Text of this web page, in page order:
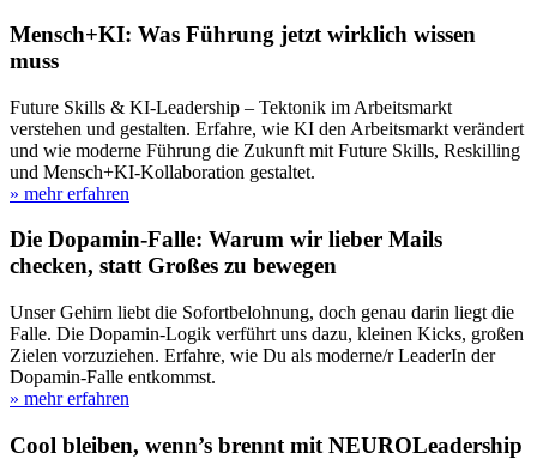
Mensch+KI: Was Führung jetzt wirklich wissen
muss
Future Skills & KI-Leadership – Tektonik im Arbeitsmarkt
verstehen und gestalten. Erfahre, wie KI den Arbeitsmarkt verändert
und wie moderne Führung die Zukunft mit Future Skills, Reskilling
und Mensch+KI-Kollaboration gestaltet.
» mehr erfahren
Die Dopamin-Falle: Warum wir lieber Mails
checken, statt Großes zu bewegen
Unser Gehirn liebt die Sofortbelohnung, doch genau darin liegt die
Falle. Die Dopamin-Logik verführt uns dazu, kleinen Kicks, großen
Zielen vorzuziehen. Erfahre, wie Du als moderne/r LeaderIn der
Dopamin-Falle entkommst.
» mehr erfahren
Cool bleiben, wenn’s brennt mit NEUROLeadership